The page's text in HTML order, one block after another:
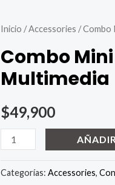
Inicio /Accessories / Combo
Combo
Multimedia
$49,900
Combo
Teclado
Categorías: Accessories,